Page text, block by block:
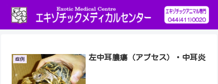
症例 左中耳膿瘍（アブセス）・中耳炎